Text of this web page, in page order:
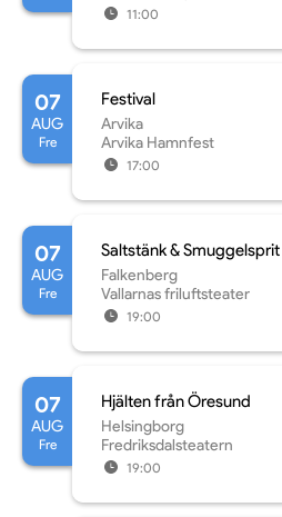
11:00
07
AUG
Fre
Festival
Arvika
Arvika Hamnfest
17:00
07
AUG
Fre
Saltstänk & Smuggelsprit
Falkenberg
Vallarnas friluftsteater
19:00
07
AUG
Fre
Hjälten från Öresund
Helsingborg
Fredriksdalsteatern
19:00